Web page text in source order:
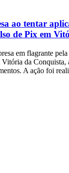
ao tentar
de Pix em
em flagrante
da Conquista,
A ação foi